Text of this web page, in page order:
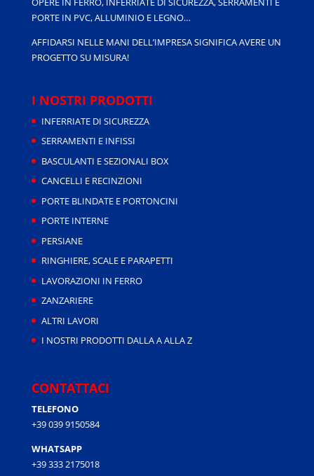
PORTE IN PVC, ALLUMINIO E LEGNO…
AFFIDARSI NELLE MANI DELL’IMPRESA SIGNIFICA AVERE UN
PROGETTO SU MISURA!
I NOSTRI PRODOTTI
INFERRIATE DI SICUREZZA
SERRAMENTI E INFISSI
BASCULANTI E SEZIONALI BOX
CANCELLI E RECINZIONI
PORTE BLINDATE E PORTONCINI
PORTE INTERNE
PERSIANE
RINGHIERE, SCALE E PARAPETTI
LAVORAZIONI IN FERRO
ZANZARIERE
ALTRI LAVORI
I NOSTRI PRODOTTI DALLA A ALLA Z
CONTATTACI
TELEFONO
+39 039 9150584
WHATSAPP
+39 333 2175018